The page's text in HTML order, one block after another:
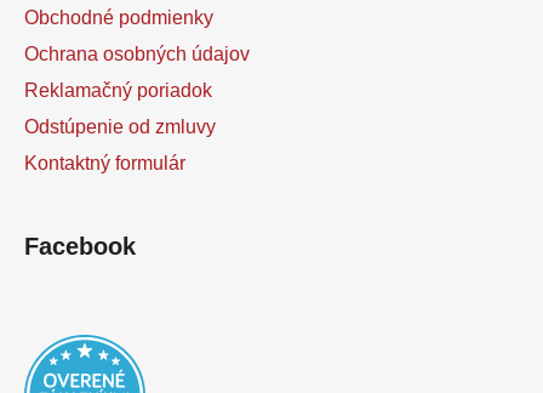
Obchodné podmienky
Ochrana osobných údajov
Reklamačný poriadok
Odstúpenie od zmluvy
Kontaktný formulár
Facebook